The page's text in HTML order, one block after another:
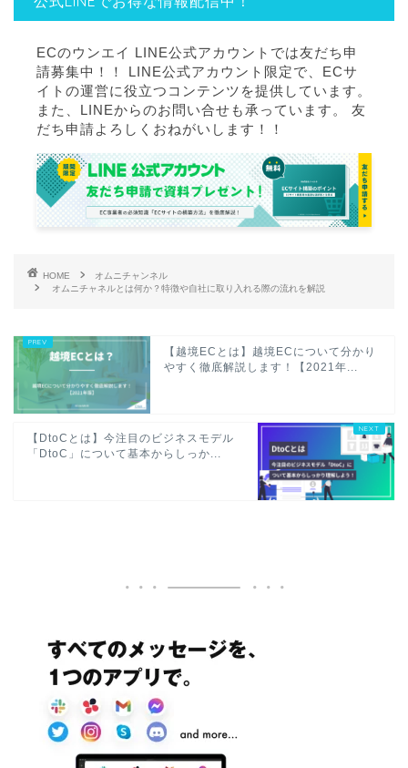
ECのウンエイ LINE公式アカウントでは友だち申
請募集中！！ LINE公式アカウント限定で、ECサ
イトの運営に役立つコンテンツを提供しています。
また、LINEからのお問い合せも承っています。 友
だち申請よろしくおねがいします！！
HOME
オムニチャンネル
オムニチャネルとは何か？特徴や自社に取り入れる際の流れを解説
【越境ECとは】越境ECについて分かり
やすく徹底解説します！【2021年...
【DtoCとは】今注目のビジネスモデル
「DtoC」について基本からしっか...